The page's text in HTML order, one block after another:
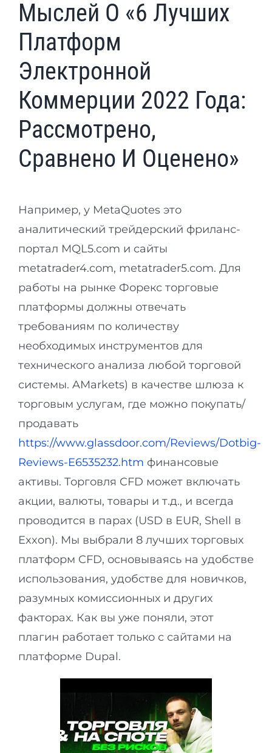
Мыслей О «6 Лучших
Платформ
Электронной
Коммерции 2022 Года:
Рассмотрено,
Сравнено И Оценено»
Например, у MetaQuotes это
аналитический трейдерский фриланс-
портал MQL5.com и сайты
metatrader4.com, metatrader5.com. Для
работы на рынке Форекс торговые
платформы должны отвечать
требованиям по количеству
необходимых инструментов для
технического анализа любой торговой
системы. AMarkets) в качестве шлюза к
торговым услугам, где можно покупать/
продавать
https://www.glassdoor.com/Reviews/Dotbig-
Reviews-E6535232.htm финансовые
активы. Торговля CFD может включать
акции, валюты, товары и т.д., и всегда
проводится в парах (USD в EUR, Shell в
Exxon). Мы выбрали 8 лучших торговых
платформ CFD, основываясь на удобстве
использования, удобстве для новичков,
разумных комиссионных и других
факторах. Как вы уже поняли, этот
плагин работает только с сайтами на
платформе Dupal.